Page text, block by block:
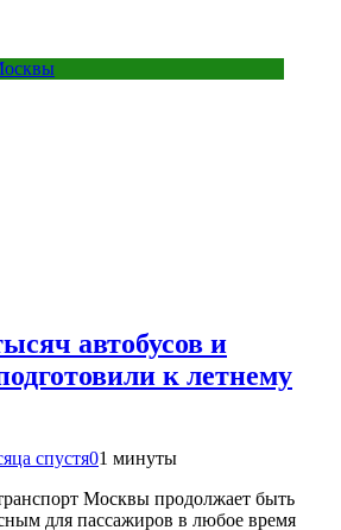
автобусов и
к летнему
спустя01 минуты
Москвы продолжает быть
для пассажиров в любое время